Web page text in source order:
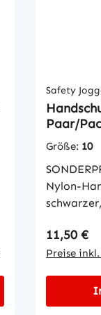
Textil
Safety
Paar/
Größe: 10
SONDERPREIS!
Nylon-
Hand an,
Regulärer
11,50 €
Preise